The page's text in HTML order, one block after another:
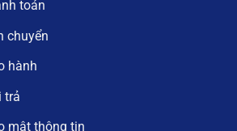
toán
chuyển
hành
trả
mật thông tin